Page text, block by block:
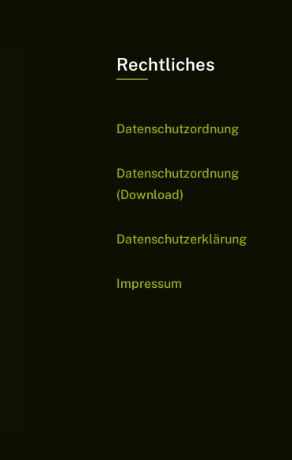
Rechtliches
Datenschutzordnung
Datenschutzordnung
(Download)
Datenschutzerklärung
Impressum